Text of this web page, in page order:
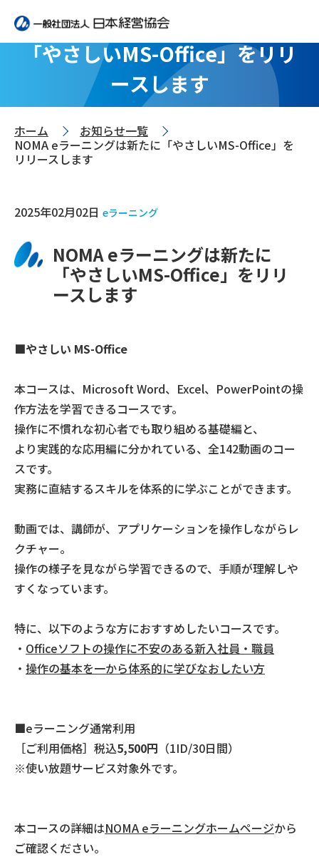
NOMA eラーニングは新たに
「やさしいMS-Office」をリリ
ースします
ホーム >
お知らせ一覧
NOMA eラーニングは新たに「やさしいMS-Office」を
リリースします
2025年02月02日 eラーニング
NOMA eラーニングは新たに
「やさしいMS-Office」をリリ
ースします
■やさしい MS-Office
本コースは、Microsoft Word、Excel、PowerPointの操
作方法を学習できるコースです。
操作に不慣れな初心者でも取り組める基礎編と、
より実践的な応用編に分かれている、全142動画のコー
スです。
実務に直結するスキルを体系的に学ぶことができます。
動画では、講師が、アプリケーションを操作しながらレ
クチャー。
操作の様子を見ながら学習できるので、手順が理解しや
すくなっています。
特に、以下のような方におすすめしたいコースです。
・ Officeソフトの操作に不安のある新入社員・職員
・ 操作の基本を一から体系的に学びなおしたい方
■eラーニング通常利用
［ご利用価格］税込5,500円 （1ID/30日間）
※使い放題サービス対象外です。
本コースの詳細はNOMA eラーニングホームページから
ご確認ください。